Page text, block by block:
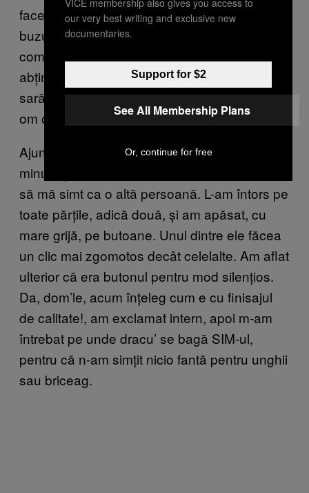
face cât trei luni de chirie. L-am îndesat în
buzunarul de la piept, dar nu încăpea
complet, așa că pe drumul spre casă m-am
abținut de la țopăit și mișcări rapide, să nu
sară. Deja mergeam mai demn, sobru, ca un
om care deține multe proprietăți imobiliare.
Ajuns acasă, am început să investighez
minunăția de dispozitiv care urma să mă facă
să mă simt ca o altă persoană. L-am întors pe
toate părțile, adică două, și am apăsat, cu
mare grijă, pe butoane. Unul dintre ele făcea
un clic mai zgomotos decât celelalte. Am aflat
ulterior că era butonul pentru mod silențios.
Da, dom’le, acum înțeleg cum e cu finisajul
de calitate!, am exclamat intern, apoi m-am
întrebat pe unde dracu’ se bagă SIM-ul,
pentru că n-am simțit nicio fantă pentru unghii
sau briceag.
our very best writing and exclusive new
documentaries.
Support for $2
See All Membership Plans
Or, continue for free